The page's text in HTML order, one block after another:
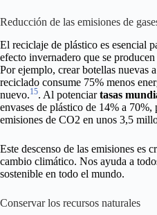
Reducción de las emisiones de
El reciclaje de plástico es esencial
efecto invernadero que se
Por ejemplo, crear botellas nuevas
reciclado consume 75% menos
nuevo.15. Al potenciartasas
envases de plástico de 14% a
emisiones de CO2 en unos 3,5
Este descenso de las emisiones es
cambio climático. Nos ayuda a
sostenible en todo el mundo.
Conservar los recursos naturales